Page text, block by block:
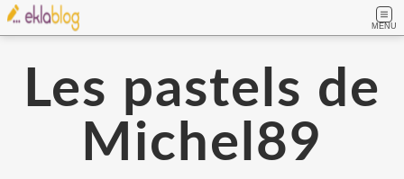
MENU
Les pastels de
Michel89